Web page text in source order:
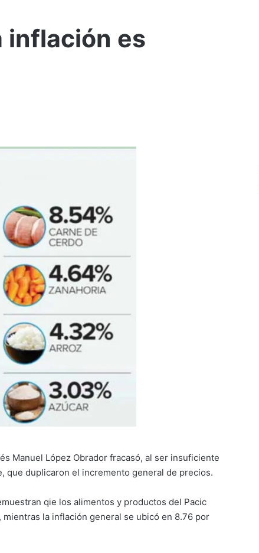
inflación es
Manuel López Obrador fracasó, al ser insuficiente
que duplicaron el incremento general de precios.
qie los alimentos y productos del Pacic
la inflación general se ubicó en 8.76 por